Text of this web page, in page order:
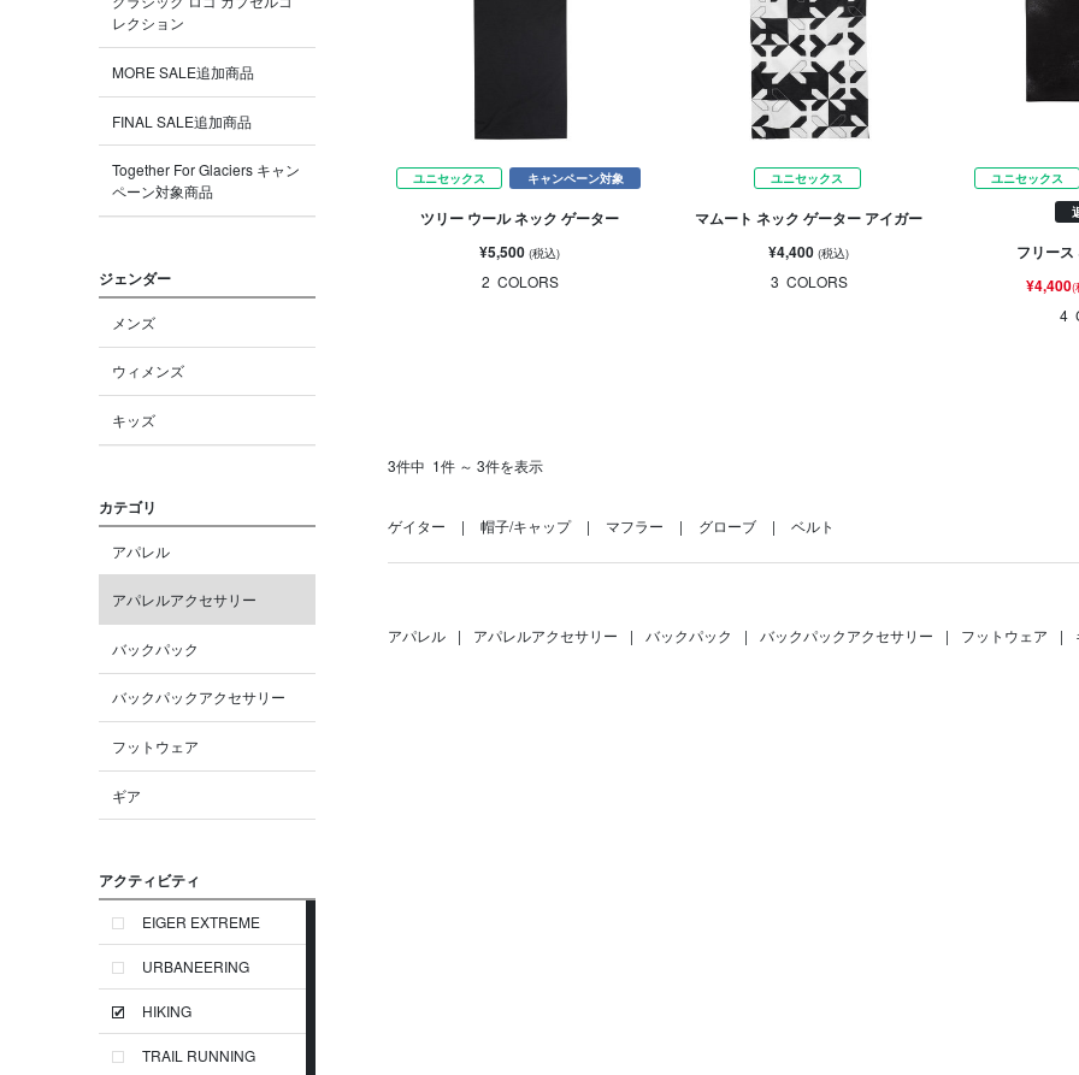
レクション
MORE SALE追加商品
FINAL SALE追加商品
Together For Glaciers キャン
ペーン対象商品
ジェンダー
メンズ
ウィメンズ
キッズ
カテゴリ
アパレル
アパレルアクセサリー
バックパック
バックパックアクセサリー
フットウェア
ギア
アクティビティ
EIGER EXTREME
URBANEERING
HIKING
TRAIL RUNNING
ユニセックス キャンペーン対象
ツリー ウール ネック ゲーター
¥5,500(税込)
2 COLORS
ユニセックス
マムート ネック ゲーター アイガー
¥4,400(税込)
3 COLORS
ユニセックス
フリー
¥4,400(
4
3件中 1件 ～ 3件を表示
ゲイター 帽子/キャップ マフラー グローブ ベルト
アパレル | アパレルアクセサリー | バックパック | バックパックアクセサリー | フットウェア |